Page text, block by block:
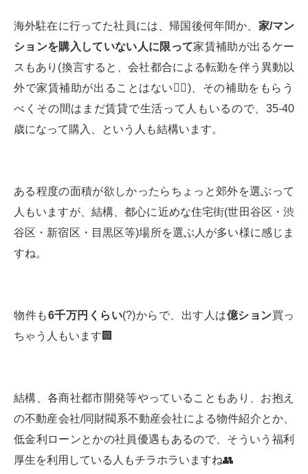
海外駐在に行ってた社員には、帰国後何年間か、 家/マン
ションを購入していない人に限って家賃補助が出るケー
スもあり(換言すると、会社都合による転勤を伴う異動以
外で家賃補助が出ることはない🙅‍♂️)、その補助をもらう
べくその間はまだ賃貸で生活って人もいるので、35-40
歳になって購入、という人も結構います。
ある程度の面積が欲しかったらちょっと郊外を選ぶって
人もいますが、結構、都心に近めな住宅街(世田谷区・渋
谷区・新宿区・目黒区等)場所を選ぶ人が多い様に感じま
すね。
物件も6千万円くらい(?)からで、出す人は億ション買っ
ちゃう人もいます🏢
結構、各商社都市開発等やっていることもあり、お抱え
の不動産会社/同財閥系不動産会社による物件紹介とか、
低金利ローンとかの社員優遇もあるので、そういう福利
厚生を利用している人もチラホラいますね👥